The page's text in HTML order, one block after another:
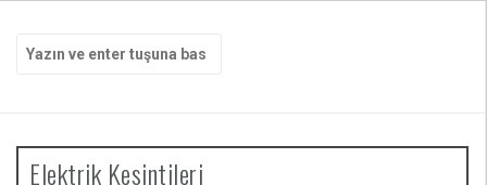
yap:
Elektrik Kesintileri